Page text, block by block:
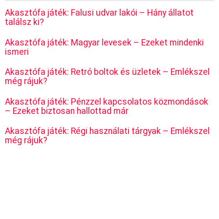
Akasztófa játék: Falusi udvar lakói – Hány állatot
találsz ki?
Akasztófa játék: Magyar levesek – Ezeket mindenki
ismeri
Akasztófa játék: Retró boltok és üzletek – Emlékszel
még rájuk?
Akasztófa játék: Pénzzel kapcsolatos közmondások
– Ezeket biztosan hallottad már
Akasztófa játék: Régi használati tárgyak – Emlékszel
még rájuk?